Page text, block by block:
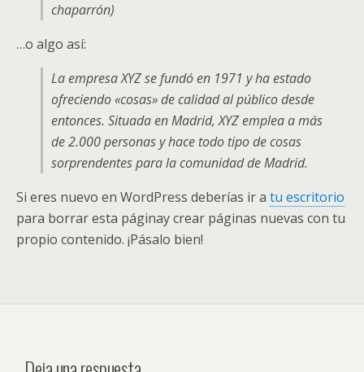
chaparrón)
…o algo así:
La empresa XYZ se fundó en 1971 y ha estado
ofreciendo «cosas» de calidad al público desde
entonces. Situada en Madrid, XYZ emplea a más
de 2.000 personas y hace todo tipo de cosas
sorprendentes para la comunidad de Madrid.
Si eres nuevo en WordPress deberías ir a tu escritorio
para borrar esta páginay crear páginas nuevas con tu
propio contenido. ¡Pásalo bien!